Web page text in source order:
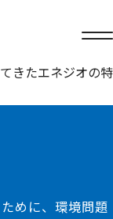
きたエネジオの特
めに、環境問題